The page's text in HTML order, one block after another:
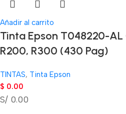
Añadir al carrito
Tinta Epson T048220-AL
R200, R300 (430 Pag)
TINTAS, Tinta Epson
$ 0.00
S/ 0.00